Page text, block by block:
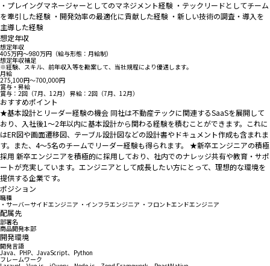
・プレイングマネージャーとしてのマネジメント経験 ・テックリードとしてチーム
を牽引した経験 ・開発効率の最適化に貢献した経験 ・新しい技術の調査・導入を
主導した経験
想定年収
想定年収
405万円〜980万円（給与形態：月給制）
想定年収補足
※経験、スキル、前年収⼊等を勘案して、当社規程により優遇します。
月給
275,100円〜700,000円
賞与・昇給
賞与：2回（7月、12月） 昇給：2回（7月、12月）
おすすめポイント
★基本設計とリーダー経験の機会 同社は不動産テックに関連するSaaSを展開して
おり、入社後1～2年以内に基本設計から関わる経験を積むことができます。これに
はER図や画面遷移図、テーブル設計図などの設計書やドキュメント作成も含まれま
す。また、4～5名のチームでリーダー経験も得られます。 ★新卒エンジニアの積極
採用 新卒エンジニアを積極的に採用しており、社内でのナレッジ共有や教育・サポ
ートが充実しています。エンジニアとして成長したい方にとって、理想的な環境を
提供する企業です。
ポジション
職種
・サーバーサイドエンジニア ・インフラエンジニア ・フロントエンドエンジニア
配属先
部署名
商品開発本部
開発環境
開発言語
Java、PHP、JavaScript、Python
フレームワーク